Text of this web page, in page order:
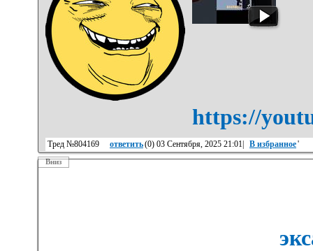
https://
Тред №804169 ответить(0) 03 Сентября, 2025 21:01| В избранное'
Вниз